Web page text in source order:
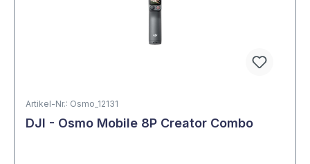
Artikel-Nr.: Osmo_12131
DJI - Osmo Mobile 8P Creator Combo